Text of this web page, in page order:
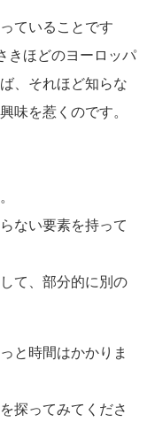
ていることです
きほどのヨーロッパ
、それほど知らな
味を惹くのです。
ない要素を持って
て、部分的に別の
と時間はかかりま
探ってみてくださ